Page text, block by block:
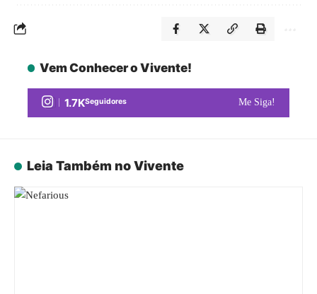
Vem Conhecer o Vivente!
1.7KSeguidores Me Siga!
Leia Também no Vivente